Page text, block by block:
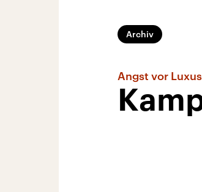
Archiv
Angst vor